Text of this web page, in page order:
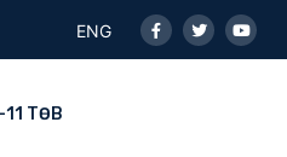
Search
ENG
f
11 ТӨВ